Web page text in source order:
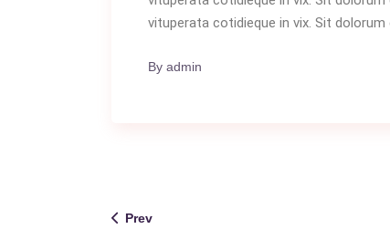
vituperata cotidieque in vix. Sit dolorum
By admin
Prev